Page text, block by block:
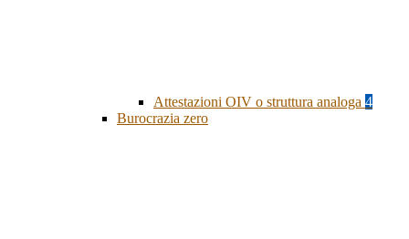
Attestazioni OIV o struttura analoga 4
Burocrazia zero